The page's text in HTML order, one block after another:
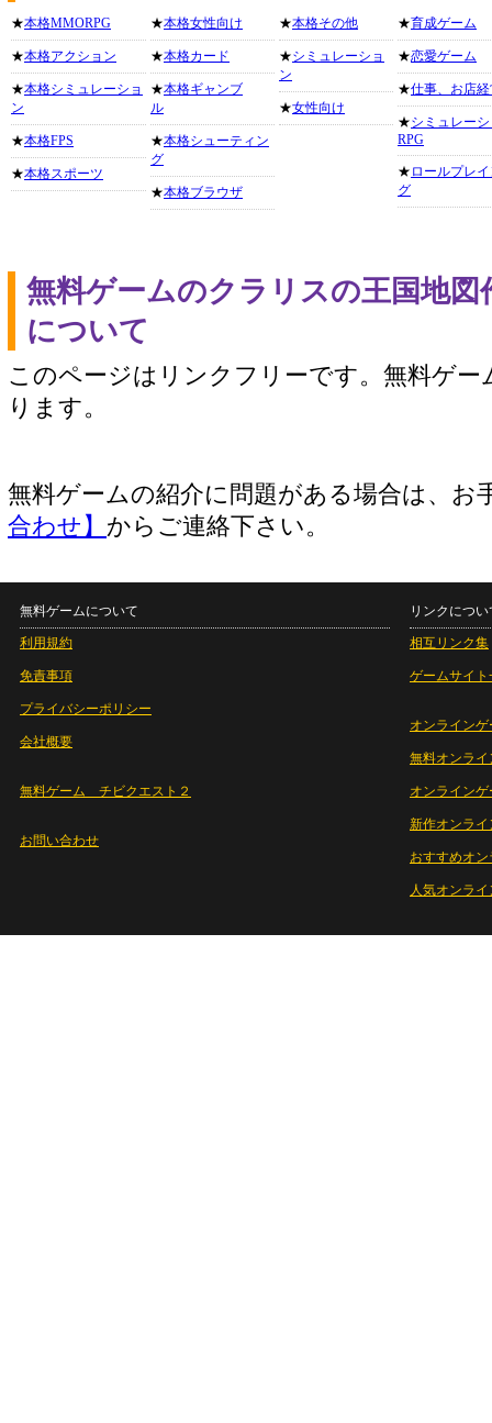
★本格MMORPG
★本格アクション
★本格シミュレーショ
ン
★本格FPS
★本格スポーツ
★本格女性向け
★本格カード
★本格ギャンブ
ル
★本格シューティン
グ
★本格ブラウザ
★本格その他
★シミュレーショ
ン
★女性向け
★育成ゲーム
★恋愛ゲーム
★仕事、お店
★シミュレー
RPG
★ ロールプレ
グ
無料ゲームのクラリスの王国地図
について
このページはリンクフリーです。無料ゲー
ります。
無料ゲームの紹介に問題がある場合は、お
合わせ】 からご連絡下さい。
無料ゲームについて
利用規約
免責事項
プライバシーポリシー
会社概要
無料ゲーム チビクエスト２
お問い合わせ
リンクについ
相互リンク集
ゲームサイト
オンラインゲ
無料オンライ
オンライン
新作オンライ
おすすめオ
人気オンラ